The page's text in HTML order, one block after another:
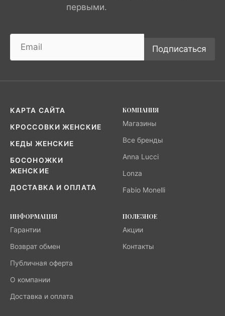
первыми.
Подписаться
КАРТА САЙТА
КРОССОВКИ ЖЕНСКИЕ
КЕДЫ ЖЕНСКИЕ
БОСОНОЖКИ
ЖЕНСКИЕ
ДОСТАВКА И ОПЛАТА
КОМПАНИЯ
Магазины
Все бренды
Anna Lucci
Lonza
Fabio Monelli
ИНФОРМАЦИЯ
Гарантии
Возврат обмен
Публичная оферта
О компании
Доставка и оплата
ПОЛЕЗНОЕ
Акции
Контакты